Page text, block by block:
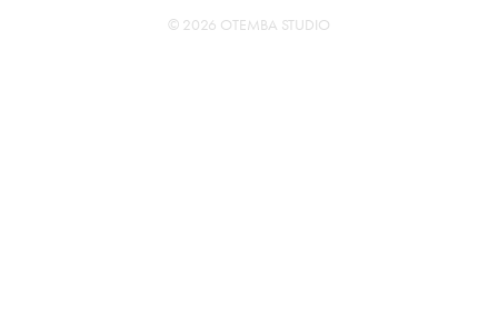
© 2026 OTEMBA STUDIO